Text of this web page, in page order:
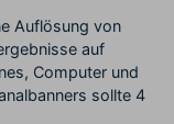
Auflösung von
auf
Computer und
sollte 4